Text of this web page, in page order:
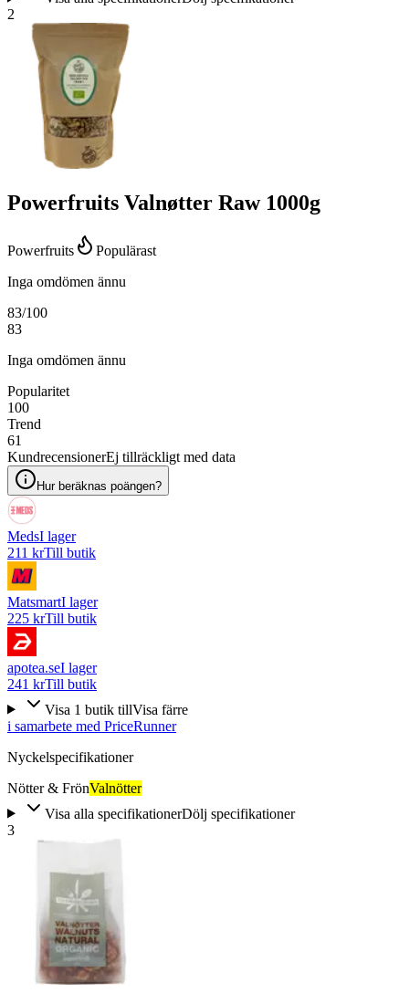
2
Powerfruits Valnøtter Raw 1000g
Powerfruits
Populärast
Inga omdömen ännu
83/100
83
Inga omdömen ännu
Popularitet
100
Trend
61
KundrecensionerEj tillräckligt med data
Hur beräknas poängen?
MedsI lager
211 krTill butik
MatsmartI lager
225 krTill butik
apotea.seI lager
241 krTill butik
Visa 1 butik tillVisa färre
i samarbete med PriceRunner
Nyckelspecifikationer
Nötter & FrönValnötter
Visa alla specifikationerDölj specifikationer
3